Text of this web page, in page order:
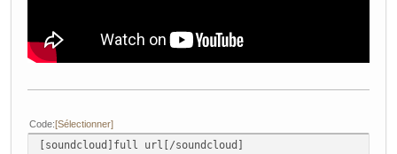
Code Sélectionner
[soundcloud]full url[/soundcloud]